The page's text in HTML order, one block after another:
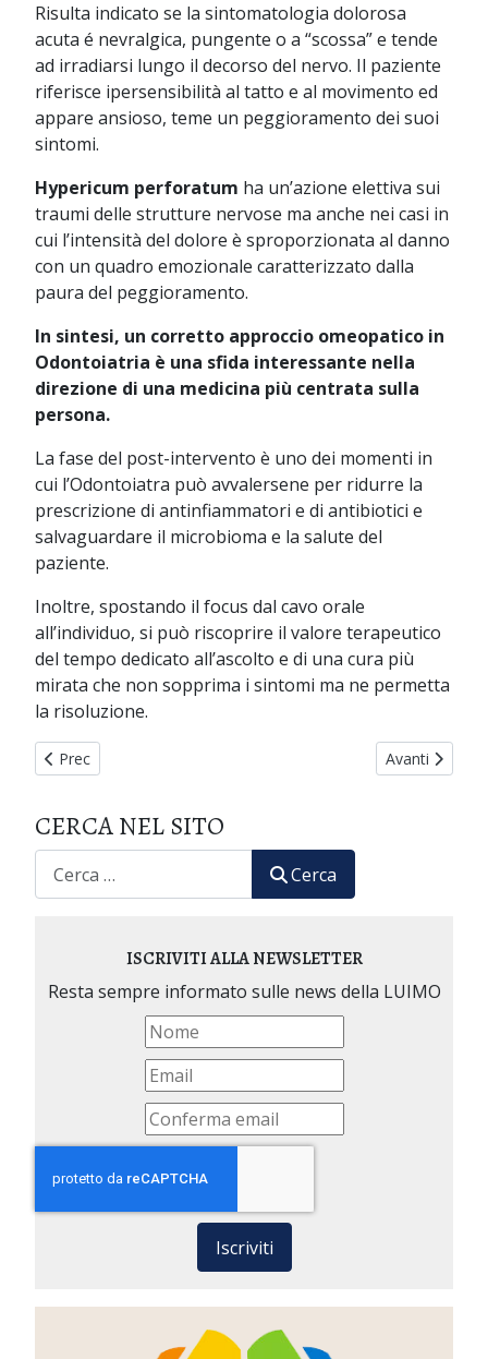
Risulta indicato se la sintomatologia dolorosa
acuta é nevralgica, pungente o a “scossa” e tende
ad irradiarsi lungo il decorso del nervo. Il paziente
riferisce ipersensibilità al tatto e al movimento ed
appare ansioso, teme un peggioramento dei suoi
sintomi.
Hypericum perforatum ha un’azione elettiva sui
traumi delle strutture nervose ma anche nei casi in
cui l’intensità del dolore è sproporzionata al danno
con un quadro emozionale caratterizzato dalla
paura del peggioramento.
In sintesi, un corretto approccio omeopatico in
Odontoiatria è una sfida interessante nella
direzione di una medicina più centrata sulla
persona.
La fase del post-intervento è uno dei momenti in
cui l’Odontoiatra può avvalersene per ridurre la
prescrizione di antinfiammatori e di antibiotici e
salvaguardare il microbioma e la salute del
paziente.
Inoltre, spostando il focus dal cavo orale
all’individuo, si può riscoprire il valore terapeutico
del tempo dedicato all’ascolto e di una cura più
mirata che non sopprima i sintomi ma ne permetta
la risoluzione.
Articolo precedente: L’uso di Natrium Muriaticum nell’esordio
Prec Articolo
Avanti
CERCA NEL SITO
Cerca
ISCRIVITI ALLA NEWSLETTER
Resta sempre informato sulle news della LUIMO
Iscriviti